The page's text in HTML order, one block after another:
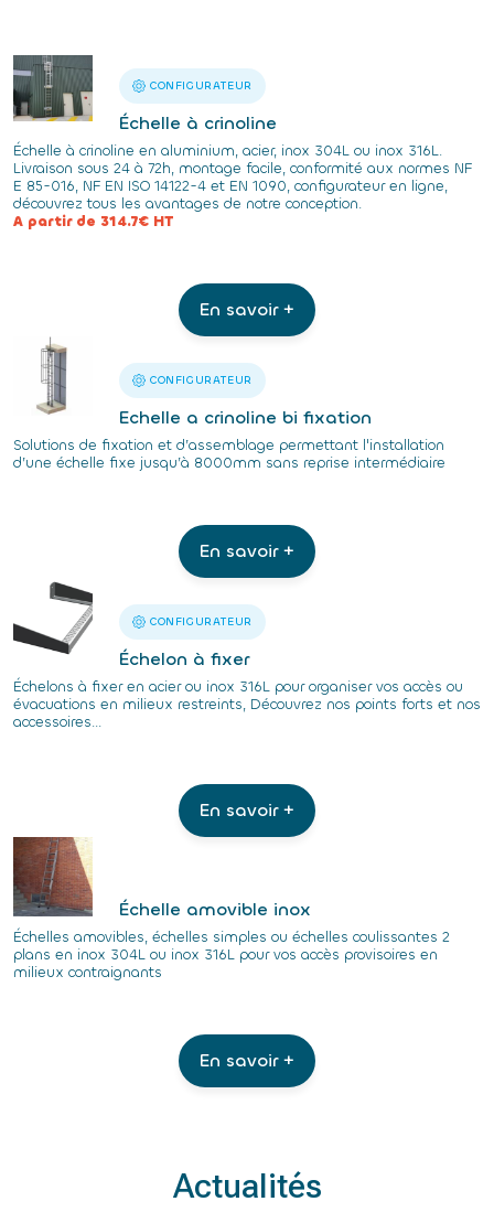
CONFIGURATEUR
Échelle à crinoline
Échelle à crinoline en aluminium, acier, inox 304L ou inox 316L.
Livraison sous 24 à 72h, montage facile, conformité aux normes NF
E 85-016, NF EN ISO 14122-4 et EN 1090, configurateur en ligne,
découvrez tous les avantages de notre conception.
A partir de 314.7€ HT
En savoir +
CONFIGURATEUR
Echelle a crinoline bi fixation
Solutions de fixation et d’assemblage permettant l'installation
d’une échelle fixe jusqu’à 8000mm sans reprise intermédiaire
En savoir +
CONFIGURATEUR
Échelon à fixer
Échelons à fixer en acier ou inox 316L pour organiser vos accès ou
évacuations en milieux restreints, Découvrez nos points forts et nos
accessoires...
En savoir +
Échelle amovible inox
Échelles amovibles, échelles simples ou échelles coulissantes 2
plans en inox 304L ou inox 316L pour vos accès provisoires en
milieux contraignants
En savoir +
Actualités